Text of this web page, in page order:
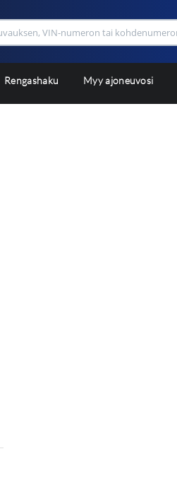
Rengashaku Myy ajoneuvosi